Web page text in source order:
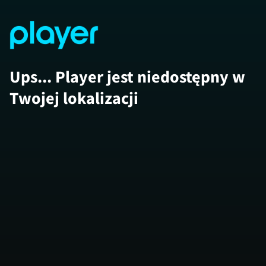
Ups... Player jest niedostępny w
Twojej lokalizacji